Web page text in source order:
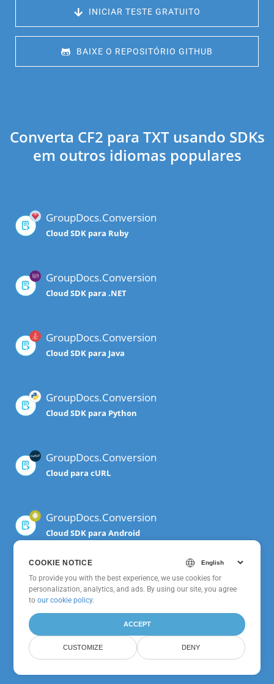
INICIAR TESTE GRATUITO
BAIXE O REPOSITÓRIO GITHUB
Converta CF2 para TXT usando SDKs
em outros idiomas populares
GroupDocs.Conversion
Cloud SDK para Ruby
GroupDocs.Conversion
Cloud SDK para .NET
GroupDocs.Conversion
Cloud SDK para Java
GroupDocs.Conversion
Cloud SDK para Python
GroupDocs.Conversion
Cloud para cURL
GroupDocs.Conversion
Cloud SDK para Android
GroupDocs.Conversion
Cloud SDK para PHP
GroupDocs.Conversion
Cloud SDK para Node.js
COOKIE NOTICE
To provide you with the best experience, we use cookies for
personalization, analytics, and ads. By using our site, you agree
toour cookie policy.
ACCEPT
CUSTOMIZE DENY